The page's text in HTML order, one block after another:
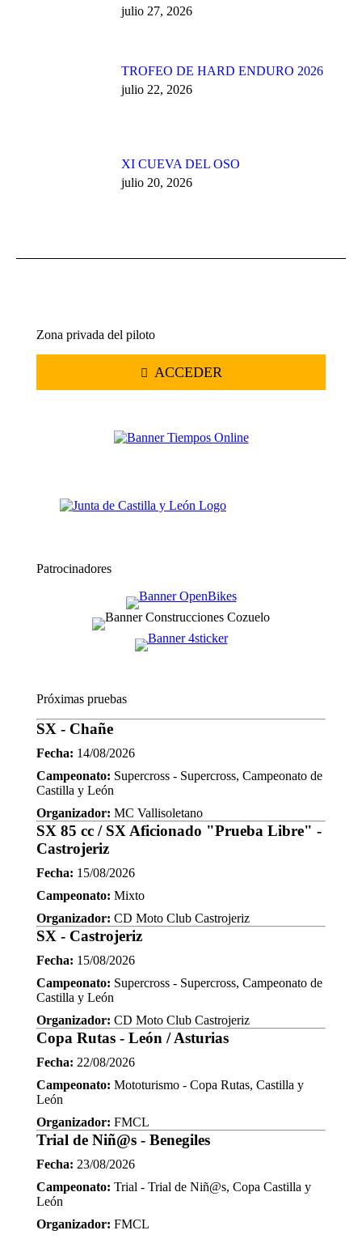
julio 27, 2026
TROFEO DE HARD ENDURO 2026
julio 22, 2026
XI CUEVA DEL OSO
julio 20, 2026
Zona privada del piloto
ACCEDER
Patrocinadores
Próximas pruebas
SX - Chañe
Fecha: 14/08/2026
Campeonato: Supercross - Supercross, Campeonato de
Castilla y León
Organizador: MC Vallisoletano
SX 85 cc / SX Aficionado "Prueba Libre" -
Castrojeriz
Fecha: 15/08/2026
Campeonato: Mixto
Organizador: CD Moto Club Castrojeriz
SX - Castrojeriz
Fecha: 15/08/2026
Campeonato: Supercross - Supercross, Campeonato de
Castilla y León
Organizador: CD Moto Club Castrojeriz
Copa Rutas - León / Asturias
Fecha: 22/08/2026
Campeonato: Mototurismo - Copa Rutas, Castilla y
León
Organizador: FMCL
Trial de Niñ@s - Benegiles
Fecha: 23/08/2026
Campeonato: Trial - Trial de Niñ@s, Copa Castilla y
León
Organizador: FMCL